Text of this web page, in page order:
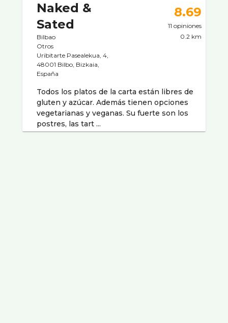
Naked &
Sated
Bilbao
Otros
Uribitarte Pasealekua, 4,
48001 Bilbo, Bizkaia,
España
8.69
11 opiniones
0.2 km
Todos los platos de la carta están libres de
gluten y azúcar. Además tienen opciones
vegetarianas y veganas. Su fuerte son los
postres, las tart ...